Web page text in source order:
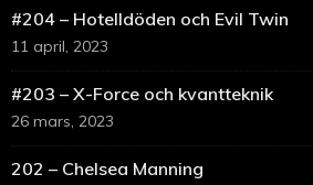
#204 – Hotelldöden och Evil Twin
11 april, 2023
#203 – X-Force och kvantteknik
26 mars, 2023
202 – Chelsea Manning